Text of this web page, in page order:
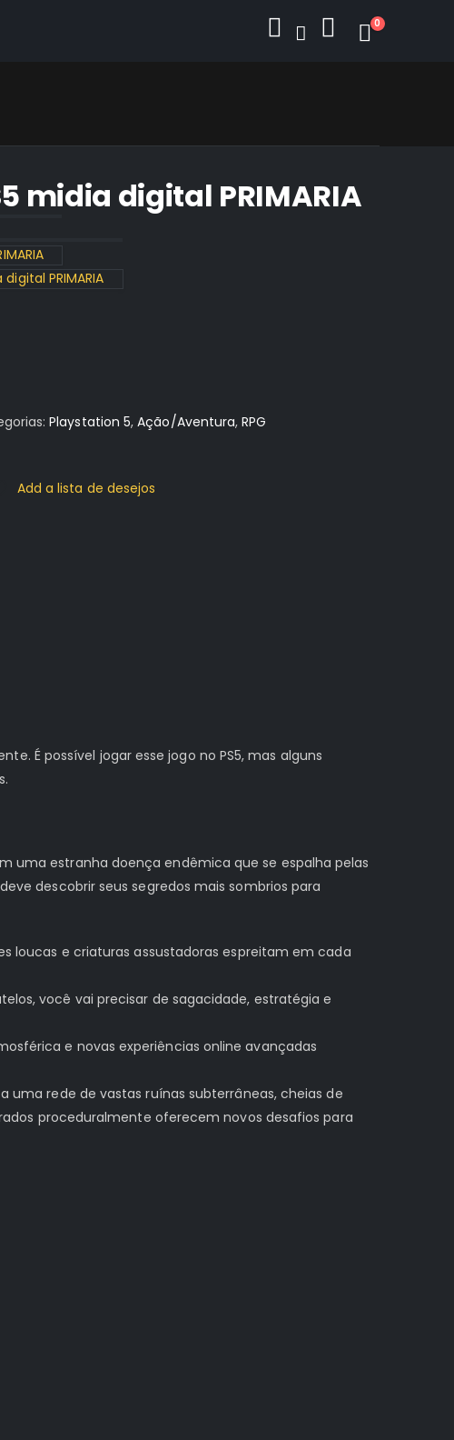
0
midia digital PRIMARIA
PRIMARIA
Playstation 5,Ação/Aventura,RPG
Add a lista de desejos
É possível jogar esse jogo no PS5, mas alguns
uma estranha doença endêmica que se espalha pelas
descobrir seus segredos mais sombrios para
loucas e criaturas assustadoras espreitam em cada
você vai precisar de sagacidade, estratégia e
e novas experiências online avançadas
uma rede de vastas ruínas subterrâneas, cheias de
proceduralmente oferecem novos desafios para